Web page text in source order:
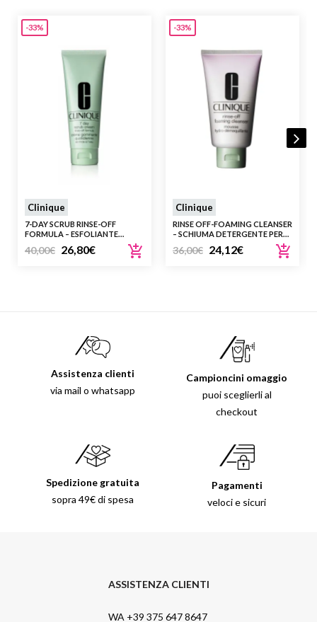
-33%
Clinique
7-DAY SCRUB RINSE-OFF
FORMULA – ESFOLIANTE
TUTTI I TIPI DI PELLE
40,00€ 26,80€
-33%
Clinique
RINSE OFF-FOAMING CLEANSER
– SCHIUMA DETERGENTE PER
PELLE DA ARIDA A NORMALE
(TIPO II)
36,00€ 24,12€
Assistenza clienti
via mail o whatsapp
Campioncini omaggio
puoi sceglierli al
checkout
Spedizione gratuita
sopra 49€ di spesa
Pagamenti
veloci e sicuri
ASSISTENZA CLIENTI
WA +39 375 647 8647